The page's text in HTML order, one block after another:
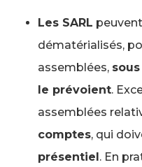
Les SARL
dématérialisés,
assemblées,
le prévoient.
assemblées
comptes, qui
présentiel. En